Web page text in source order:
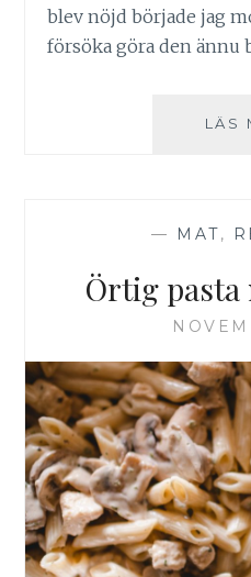
blev nöjd började jag
försöka göra den ännu
LÄS
— MAT,
Örtig pasta